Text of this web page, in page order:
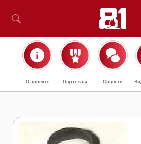
О проекте Партнёры Соцсети